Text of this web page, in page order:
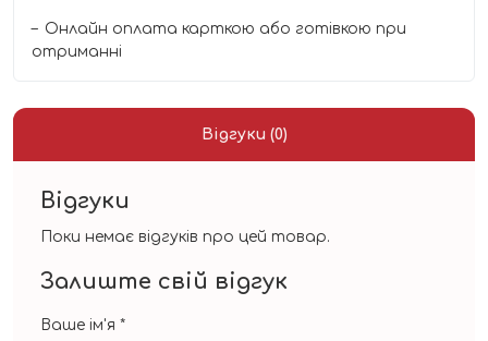
Онлайн оплата карткою або готівкою при
отриманні
Відгуки (0)
Відгуки
Поки немає відгуків про цей товар.
Залиште свій відгук
Ваше ім'я *